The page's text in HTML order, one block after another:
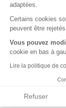
adaptées.
Certains cookies
peuvent être
Vous pouvez
cookie en bas à
Lire la politique de
Refuser
Réduction
du taux du
les
garanties
telle que la